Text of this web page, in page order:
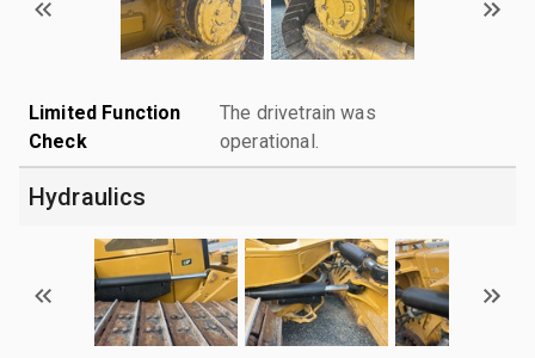
Limited Function
Check
The drivetrain was
operational.
Hydraulics